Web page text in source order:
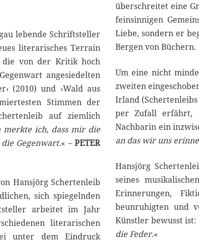
l
i
2
1
lebende Schriftsteller
literarisches Terrain
die von der Kritik hoch
angesiedelten
(2010) und ›Wald aus
Stimmen der
auf ziemlich
merkte ich, dass mir die
Gegenwart.« – PETER
Hansjörg Schertenleib
sich spiegelnden
arbeitet im Jahr
literarischen
unter dem Eindruck
überschreitet eine
feinsinnigen
Liebe, sondern er
Bergen von Büchern.
Um eine nicht
zweiten
Irland
per Zufall erfährt,
Nachbarin ein
an das wir uns
Hansjörg
seines
Erinnerungen,
beunruhigten und
Künstler bewusst ist:
die Feder.«